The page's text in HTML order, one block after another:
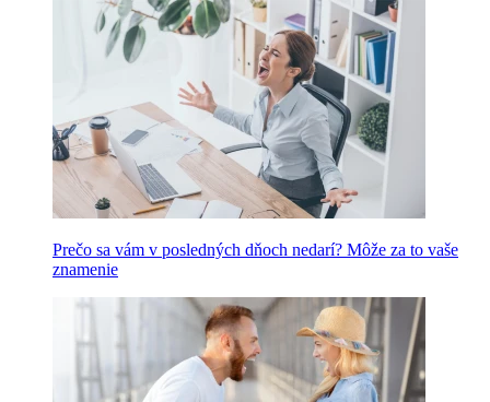
Prečo sa vám v posledných dňoch nedarí? Môže za to vaše
znamenie